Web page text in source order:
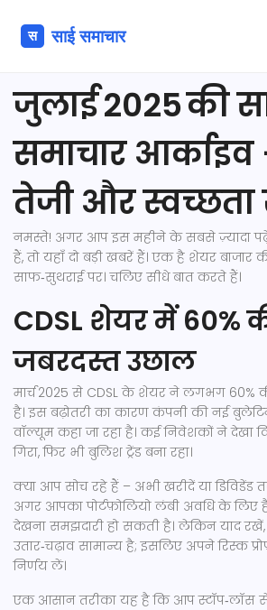
जुलाई 2025 की
समाचार
तेजी और
नमस्ते! अगर आप इस महीने के सबसे ज़्यादा
हैं, तो यहाँ दो बड़ी खबरें हैं। एक है शेयर बाजार
साफ‑सुथराई पर। चलिए सीधे बात करते हैं।
CDSL शेयर में 60%
जबरदस्त उछाल
मार्च 2025 से CDSL के शेयर ने लगभग 60%
है। इस बढ़ोतरी का कारण कंपनी की नई
वॉल्यूम कहा जा रहा है। कई निवेशकों ने देखा
गिरा, फिर भी बुलिश ट्रेंड बना रहा।
क्या आप सोच रहे हैं – अभी खरीदें या
अगर आपका पोर्टफ़ोलियो लंबी अवधि के लिए
देखना समझदारी हो सकती है। लेकिन याद
उतार‑चढ़ाव सामान्य है; इसलिए अपने रिस्क
निर्णय लें।
एक आसान तरीका यह है कि आप स्टॉप‑लॉस